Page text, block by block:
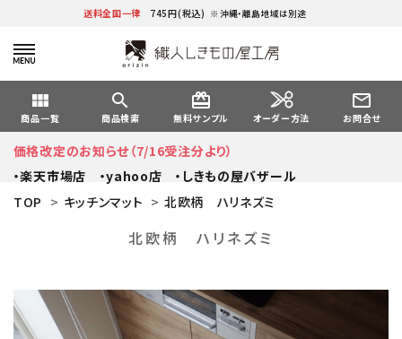
送料全国一律 745円(税込) ※沖縄・離島地域は別途
view_module
商品一覧
search
商品検索
card_giftcard
無料サンプル オーダー方法
mail_outline
お問合せ
価格改定のお知らせ（7/16受注分より）
・楽天市場店
・yahoo店
・しきもの屋バザール
TOP > キッチンマット > 北欧柄 ハリネズミ
北欧柄 ハリネズミ